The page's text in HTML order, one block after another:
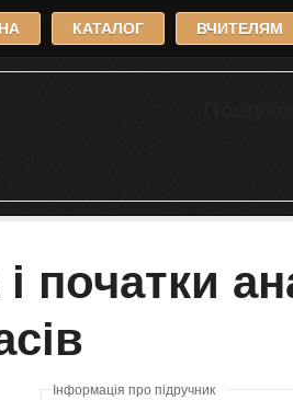
КАТАЛОГ ВЧИТЕЛЯМ
початки
Інформація про підручник